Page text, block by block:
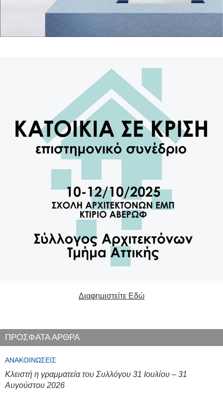
Διαφημιστείτε Εδώ
ΠΡΟΣΦΑΤΑ ΑΡΘΡΑ
ΑΝΑΚΟΙΝΏΣΕΙΣ
Κλειστή η γραμματεία του Συλλόγου 31 Ιουλίου – 31
Αυγούστου 2026